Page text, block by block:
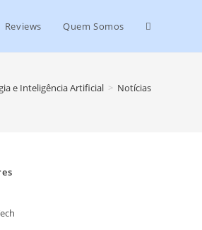
Reviews Quem Somos
e Inteligência Artificial > Notícias